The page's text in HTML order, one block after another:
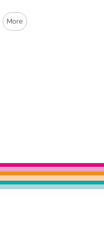
More